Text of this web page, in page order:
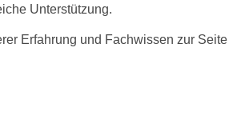
Unterstützung.
Erfahrung und Fachwissen zur Seite